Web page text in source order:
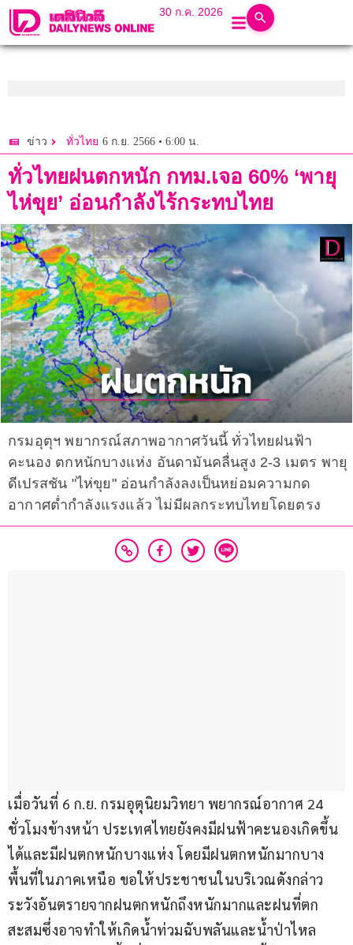
30 ก.ค. 2026
ข่าว ทั่วไทย 6 ก.ย. 2566 • 6:00 น.
ทั่วไทยฝนตกหนัก กทม.เจอ 60% ‘พายุ
ไห่ขุย’ อ่อนกำลังไร้กระทบไทย
กรมอุตุฯ พยากรณ์สภาพอากาศวันนี้ ทั่วไทยฝนฟ้า
คะนอง ตกหนักบางแห่ง อันดามันคลื่นสูง 2-3 เมตร พายุ
ดีเปรสชัน "ไห่ขุย" อ่อนกำลังลงเป็นหย่อมความกด
อากาศต่ำกำลังแรงแล้ว ไม่มีผลกระทบไทยโดยตรง
เมื่อวันที่ 6 ก.ย. กรมอุตุนิยมวิทยา พยากรณ์อากาศ 24
ชั่วโมงข้างหน้า ประเทศไทยยังคงมีฝนฟ้าคะนองเกิดขึ้น
ได้และมีฝนตกหนักบางแห่ง โดยมีฝนตกหนักมากบาง
พื้นที่ในภาคเหนือ ขอให้ประชาชนในบริเวณดังกล่าว
ระวังอันตรายจากฝนตกหนักถึงหนักมากและฝนที่ตก
สะสมซึ่งอาจทำให้เกิดน้ำท่วมฉับพลันและน้ำป่าไหล